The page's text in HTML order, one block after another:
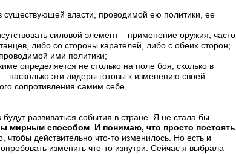
существующей власти, проводимой ею политики, ее
силовой элемент – применение оружия, часто
либо со стороны карателей, либо с обеих сторон;
ими политики;
определяется не столько на поле боя, сколько в
насколько эти лидеры готовы к изменению своей
сопротивления самим себе.
развиваться события в стране. Я не стала бы
мирным способом. И понимаю, что просто постоять
чтобы действительно что-то изменилось. Но есть и
изменить что-то изнутри. Сейчас я выбрала